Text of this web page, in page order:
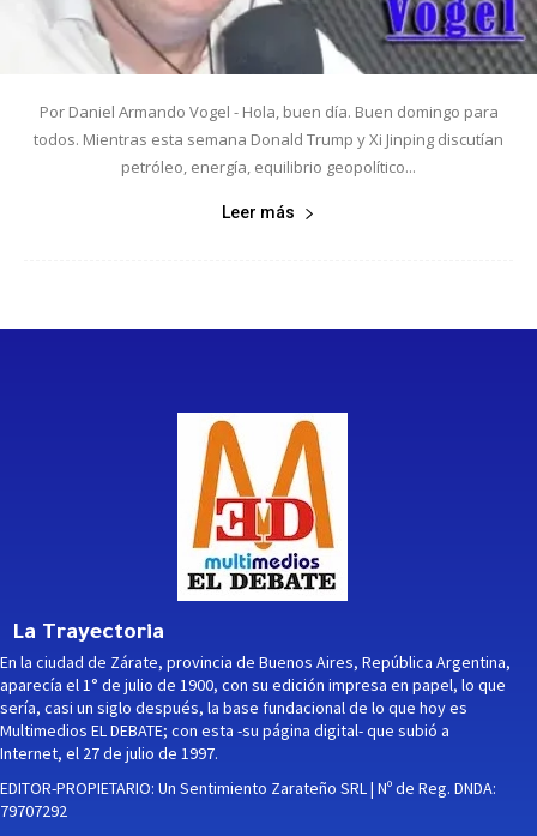
Por Daniel Armando Vogel - Hola, buen día. Buen domingo para
todos. Mientras esta semana Donald Trump y Xi Jinping discutían
petróleo, energía, equilibrio geopolítico...
Leer más
La Trayectoria
En la ciudad de Zárate, provincia de Buenos Aires, República Argentina,
aparecía el 1° de julio de 1900, con su edición impresa en papel, lo que
sería, casi un siglo después, la base fundacional de lo que hoy es
Multimedios EL DEBATE; con esta -su página digital- que subió a
Internet, el 27 de julio de 1997.
EDITOR-PROPIETARIO: Un Sentimiento Zarateño SRL | Nº de Reg. DNDA:
79707292